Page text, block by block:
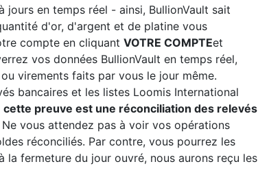
jours en temps réel - ainsi, BullionVault sait
d'or, d'argent et de platine vous
compte en cliquant VOTRE COMPTEet
vos données BullionVault en temps réel,
virements faits par vous le jour même.
bancaires et les listes Loomis International
cette preuve est une réconciliation des relevés
Ne vous attendez pas à voir vos opérations
réconciliés. Par contre, vous pourrez les
la fermeture du jour ouvré, nous aurons reçu les